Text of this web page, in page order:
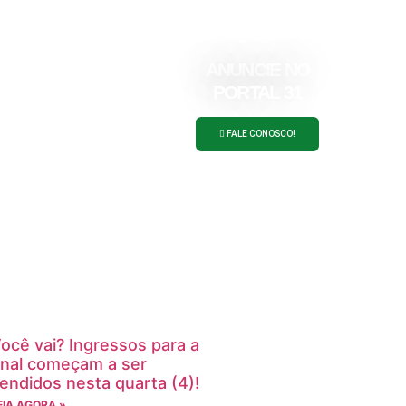
FALE CONOSCO!
vai? Ingressos para a
começam a ser
nesta quarta (4)!